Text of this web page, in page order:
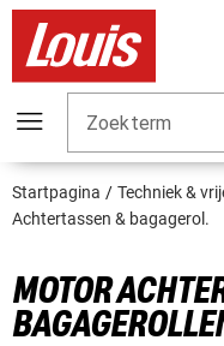
Zoekterm
Startpagina Techniek &
Achtertassen & bagagerol.
MOTOR